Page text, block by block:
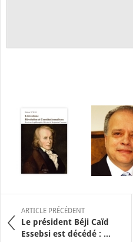
ARTICLE PRÉCÉDENT
Le président Béji Caïd
Essebsi est décédé : ...